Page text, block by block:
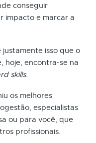
conseguir
impacto e marcar a
isso que o
hoje, encontra-se na
skills.
os melhores
especialistas
ou para você, que
profissionais.